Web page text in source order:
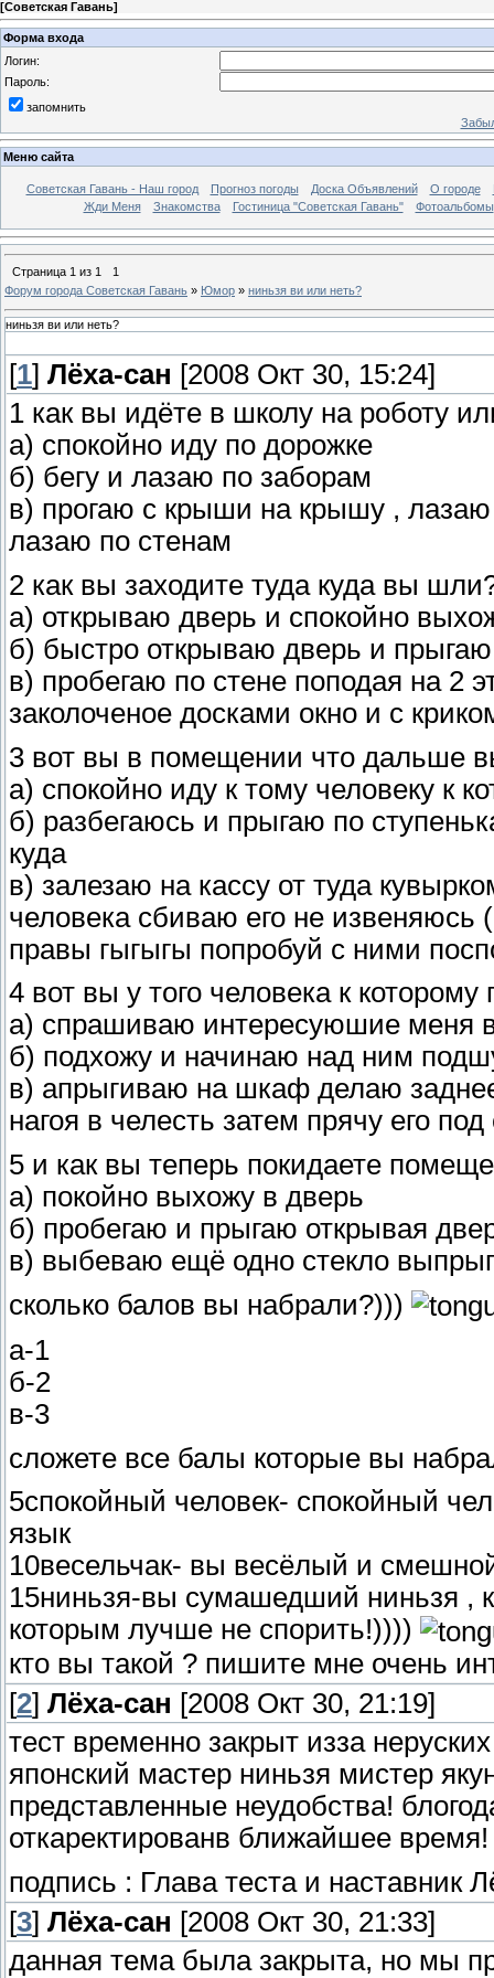
[Советская Гавань]
Форма входа
Логин:
Пароль:
запомнить
Меню сайта
Советская Гавань - Наш город Прогноз погоды Доска Объявлений О городе
Жди Меня
Знакомства Гостиница "Советская Гавань" Фотоальбомы
Страница 1 из 1
1
Форум города Советская Гавань » Юмор » ниньзя ви или неть?
ниньзя ви или неть?
[1] Лёха-сан [2008 Окт 30, 15:24]
1 как вы идёте в школу на роботу
а) спокойно иду по дорожке
б) бегу и лазаю по заборам
в) прогаю с крыши на крышу ,
лазаю по стенам
2 как вы заходите туда куда вы
а) открываю дверь и спокойно
б) быстро открываю дверь и прыгаю
в) пробегаю по стене поподая на 2
заколоченое досками окно и с
3 вот вы в помещении что дальше
а) спокойно иду к тому человеку к
б) разбегаюсь и прыгаю по
куда
в) залезаю на кассу от туда
человека сбиваю его не извеняюсь
правы гыгыгы попробуй с ними
4 вот вы у того человека к
а) спрашиваю интересуюшие меня
б) подхожу и начинаю над ним
в) апрыгиваю на шкаф делаю
нагоя в челесть затем прячу его
5 и как вы теперь покидаете
а) покойно выхожу в дверь
б) пробегаю и прыгаю открывая
в) выбеваю ещё одно стекло
сколько балов вы набрали?)))
а-1
б-2
в-3
сложете все балы которые вы
5спокойный человек- спокойный
язык
10весельчак- вы весёлый и
15ниньзя-вы сумашедший ниньзя ,
которым лучше не спорить!))))
кто вы такой ? пишите мне очень
[2] Лёха-сан [2008 Окт 30, 21:19]
тест временно закрыт изза
японский мастер ниньзя мистер
представленные неудобства!
откаректированв ближайшее время!
подпись : Глава теста и наставник
[3] Лёха-сан [2008 Окт 30, 21:33]
данная тема была закрыта, но мы